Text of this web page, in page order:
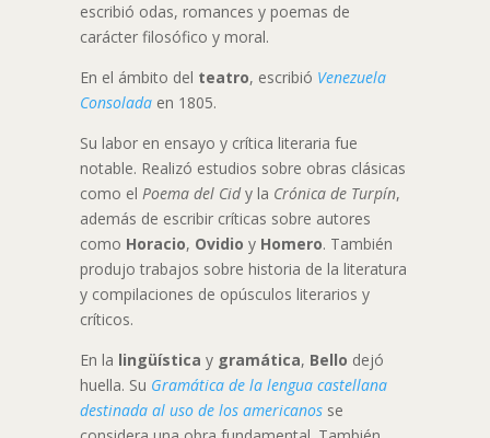
escribió odas, romances y poemas de
carácter filosófico y moral.
En el ámbito del teatro, escribió Venezuela
Consoladaen 1805.
Su labor en ensayo y crítica literaria fue
notable. Realizó estudios sobre obras clásicas
como el Poema del Cidy la Crónica de Turpín,
además de escribir críticas sobre autores
como Horacio, Ovidio y Homero. También
produjo trabajos sobre historia de la literatura
y compilaciones de opúsculos literarios y
críticos.
En la lingüística y gramática, Bello dejó
huella. Su Gramática de la lengua castellana
destinada al uso de los americanosse